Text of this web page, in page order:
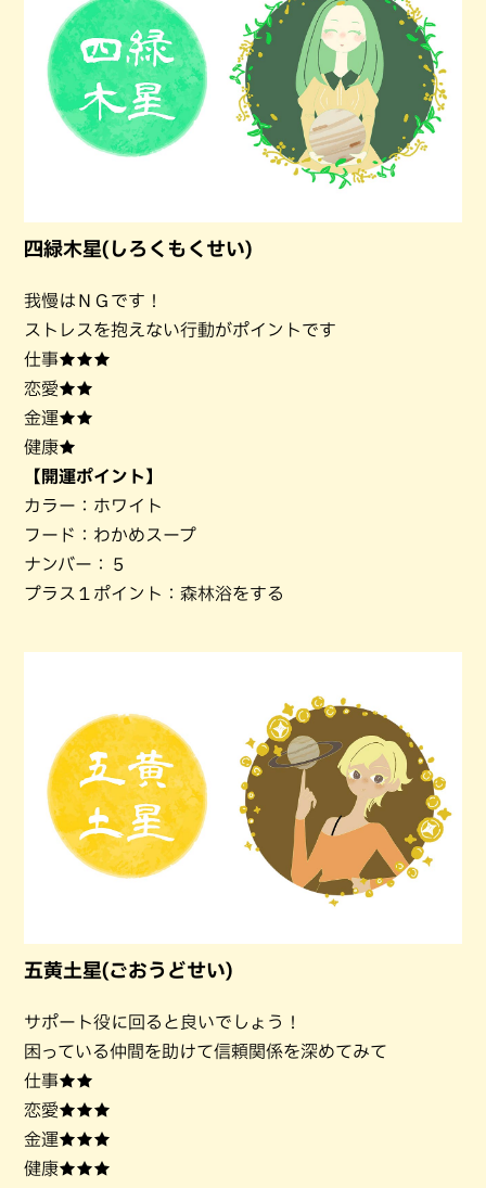
四緑木星(しろくもくせい)
我慢はＮＧです！
ストレスを抱えない行動がポイントです
仕事★★★
恋愛★★
金運★★
健康★
【開運ポイント】
カラー：ホワイト
フード：わかめスープ
ナンバー：５
プラス１ポイント：森林浴をする
五黄土星(ごおうどせい)
サポート役に回ると良いでしょう！
困っている仲間を助けて信頼関係を深めてみて
仕事★★
恋愛★★★
金運★★★
健康★★★